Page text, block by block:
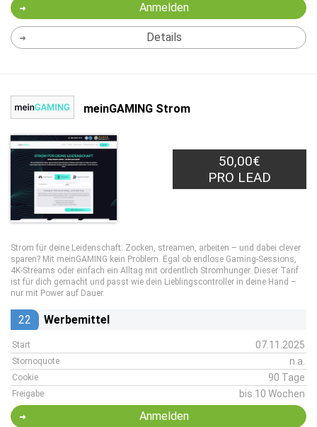
Anmelden
Details
meinGAMING Strom
50,00€
PRO LEAD
Strom für deine Leidenschaft: Zocken, streamen, arbeiten – und dabei clever
sparen? Mit meinGAMING kein Problem. Egal ob endlose Gaming-Sessions,
4K-Streams oder einfach ein Alltag mit ordentlich Stromhunger. Dieser Tarif
ist für dich gemacht und passt wie dein Lieblingscontroller in deine Hand –
nur mit Power auf Dauer.
22 Werbemittel
Start 07.11.2025
Stornoquote n.a.
Cookie 90 Tage
Freigabe bis 10 Wochen
Anmelden